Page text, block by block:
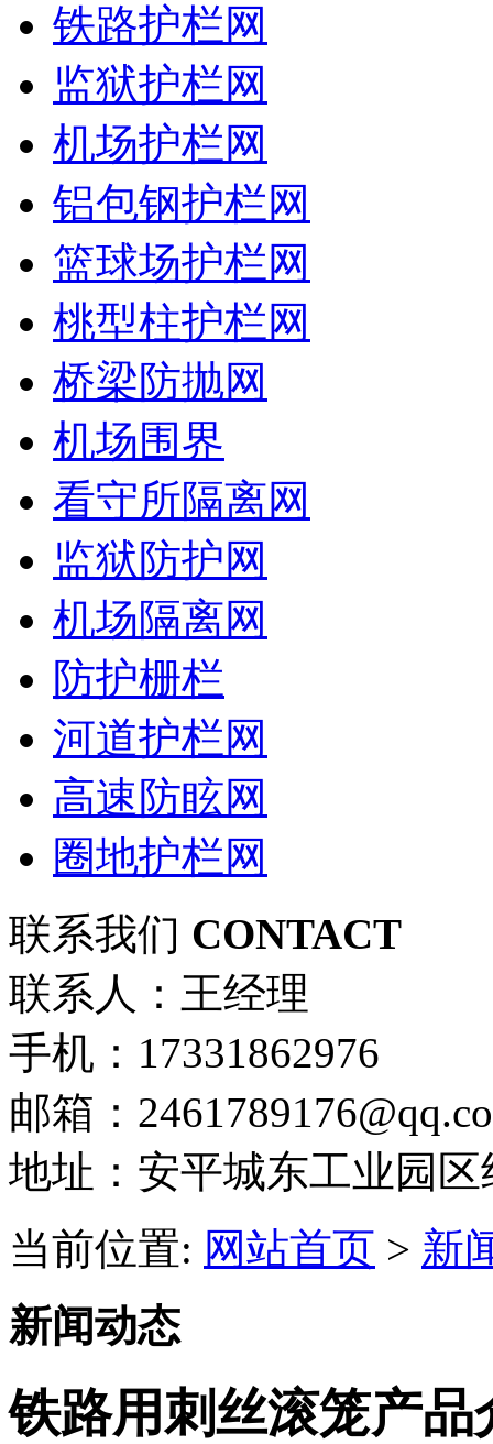
铁路护栏网
监狱护栏网
机场护栏网
铝包钢护栏网
篮球场护栏网
桃型柱护栏网
桥梁防抛网
机场围界
看守所隔离网
监狱防护网
机场隔离网
防护栅栏
河道护栏网
高速防眩网
圈地护栏网
联系我们 CONTACT
联系人：王经理
手机：17331862976
邮箱：
地址：安平城东工业园区
当前位置: 网站首页 > 新
新闻动态
铁路用刺丝滚笼产品